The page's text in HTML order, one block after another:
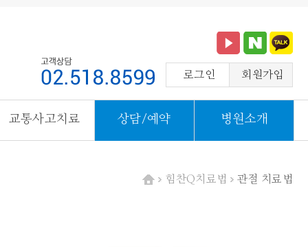
로그인 회원가입
교통사고치료 상담/예약 병원소개
힘찬Q치료법
관절 치료법